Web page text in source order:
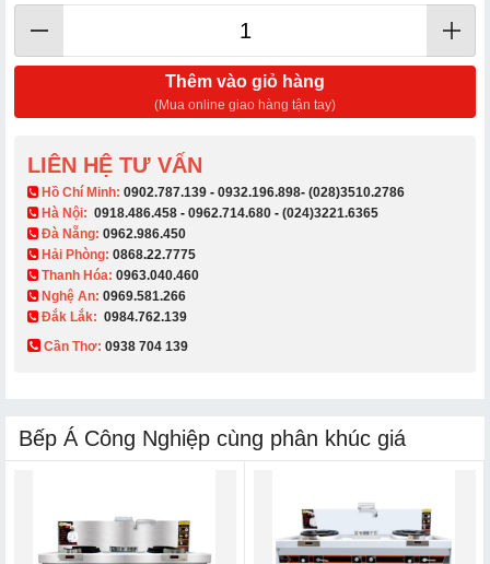
Thêm vào giỏ hàng
(Mua online giao hàng tận tay)
LIÊN HỆ TƯ VẤN
​ Hồ Chí Minh: 0902.787.139 - 0932.196.898- (028)3510.2786
Hà Nội: 0918.486.458 - 0962.714.680 - (024)3221.6365
Đà Nẵng: 0962.986.450
Hải Phòng: 0868.22.7775
Thanh Hóa: 0963.040.460
Nghệ An: 0969.581.266
Đắk Lắk: 0984.762.139
Cần Thơ: 0938 704 139​
Bếp Á Công Nghiệp cùng phân khúc giá